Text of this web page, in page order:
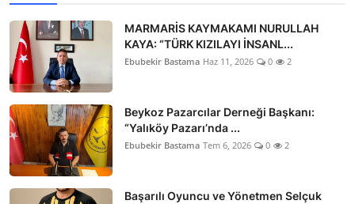
MARMARİS KAYMAKAMI NURULLAH
KAYA: “TÜRK KIZILAYI İNSANL...
Ebubekir Bastama Haz 11, 2026 0 2
Beykoz Pazarcılar Derneği Başkanı:
“Yalıköy Pazarı’nda ...
Ebubekir Bastama Tem 6, 2026 0 2
Başarılı Oyuncu ve Yönetmen Selçuk